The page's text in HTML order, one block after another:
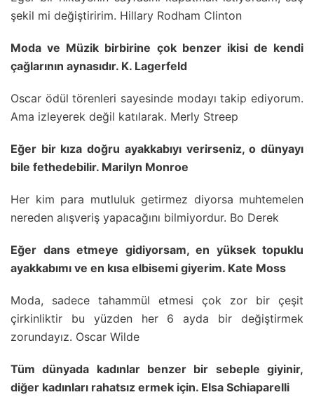
şekil mi değiştiririm. Hillary Rodham Clinton
Moda ve Müzik birbirine çok benzer ikisi de kendi
çağlarının aynasıdır. K. Lagerfeld
Oscar ödül törenleri sayesinde modayı takip ediyorum.
Ama izleyerek değil katılarak. Merly Streep
Eğer bir kıza doğru ayakkabıyı verirseniz, o dünyayı
bile fethedebilir. Marilyn Monroe
Her kim para mutluluk getirmez diyorsa muhtemelen
nereden alışveriş yapacağını bilmiyordur. Bo Derek
Eğer dans etmeye gidiyorsam, en yüksek topuklu
ayakkabımı ve en kısa elbisemi giyerim. Kate Moss
Moda, sadece tahammül etmesi çok zor bir çeşit
çirkinliktir bu yüzden her 6 ayda bir değiştirmek
zorundayız. Oscar Wilde
Tüm dünyada kadınlar benzer bir sebeple giyinir,
diğer kadınları rahatsız ermek için. Elsa Schiaparelli